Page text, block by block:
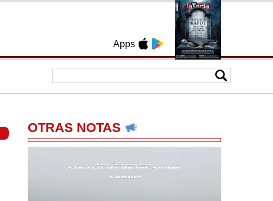
Apps
OTRAS NOTAS